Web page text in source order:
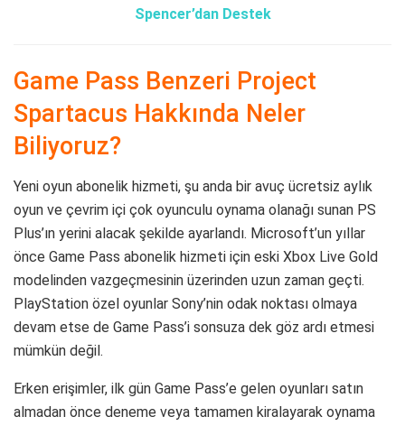
Spencer’dan Destek
Game Pass Benzeri Project
Spartacus Hakkında Neler
Biliyoruz?
Yeni oyun abonelik hizmeti, şu anda bir avuç ücretsiz aylık
oyun ve çevrim içi çok oyunculu oynama olanağı sunan PS
Plus’ın yerini alacak şekilde ayarlandı. Microsoft’un yıllar
önce Game Pass abonelik hizmeti için eski Xbox Live Gold
modelinden vazgeçmesinin üzerinden uzun zaman geçti.
PlayStation özel oyunlar Sony’nin odak noktası olmaya
devam etse de Game Pass’i sonsuza dek göz ardı etmesi
mümkün değil.
Erken erişimler, ilk gün Game Pass’e gelen oyunları satın
almadan önce deneme veya tamamen kiralayarak oynama